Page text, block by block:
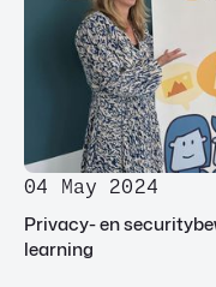
04 May 2024
Privacy- en
learning